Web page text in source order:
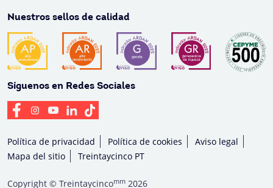
Nuestros sellos de calidad
Síguenos en Redes Sociales
Copyright © Treintaycincomm 2026
Política de privacidad Política de cookies
Aviso legal
Mapa del sitio
Treintaycinco PT